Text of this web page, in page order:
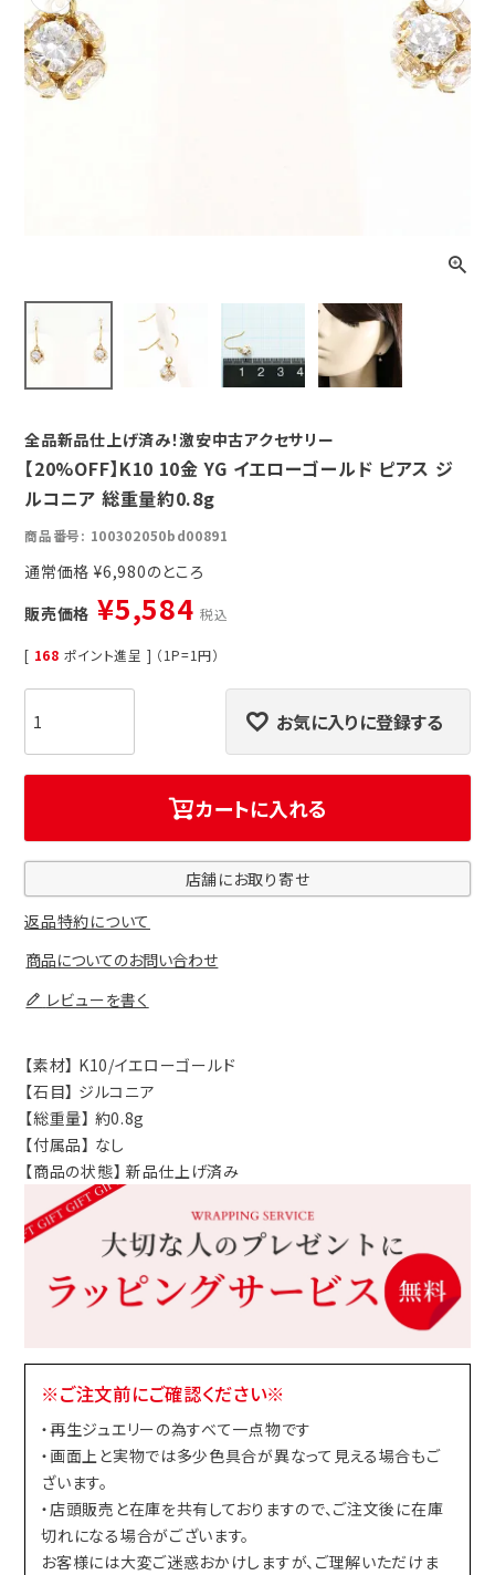
Previous Next
全品新品仕上げ済み！激安中古アクセサリー
【20%OFF】K10 10金 YG イエローゴールド ピアス ジ
ルコニア 総重量約0.8g
商品番号 100302050bd00891
通常価格 ¥6,980
販売価格 ¥5,584 税込
[ 168 ポイント進呈 ] （1P=1円）
お気に入りに登録する
カートに入れる
店舗にお取り寄せ
返品特約について
商品についてのお問い合わせ
レビューを書く
【素材】 K10/イエローゴールド
【石目】 ジルコニア
【総重量】 約0.8g
【付属品】 なし
【商品の状態】 新品仕上げ済み
※ご注文前にご確認ください※
・再生ジュエリーの為すべて一点物です
・画面上と実物では多少色具合が異なって見える場合もご
ざいます。
・店頭販売と在庫を共有しておりますので、ご注文後に在庫
切れになる場合がございます。
お客様には大変ご迷惑おかけしますが、ご理解いただけま